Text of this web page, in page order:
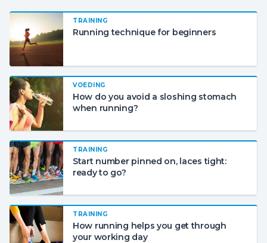
TRAINING
Running technique for beginners
VOEDING
How do you avoid a sloshing stomach
when running?
TRAINING
Start number pinned on, laces tight:
ready to go?
TRAINING
How running helps you get through
your working day